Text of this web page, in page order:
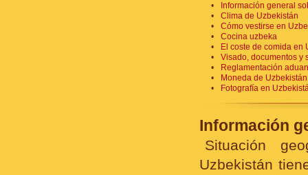
Información general
Clima de Uzbekistán
Cómo vestirse en
Cocina uzbeka
El coste de comida en
Visado, documentos y
Reglamentación
Moneda de Uzbekistán
Fotografía en
Información
Situación
Uzbekistán